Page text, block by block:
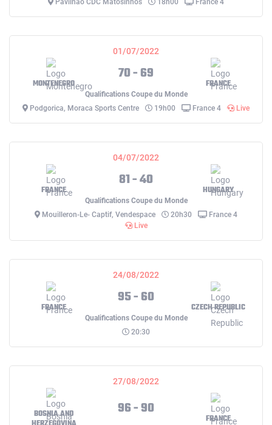
Pavilhão CDC Matosinhos
18h00 France 4
01/07/2022
MONTENEGRO
70 - 69
FRANCE
Qualifications Coupe du Monde
Podgorica, Moraca Sports Centre
19h00 France 4 Live
04/07/2022
FRANCE
81 - 40
HUNGARY
Qualifications Coupe du Monde
Mouilleron-Le- Captif, Vendespace
20h30
France 4
Live
24/08/2022
FRANCE
95 - 60
CZECH REPUBLIC
Qualifications Coupe du Monde
20:30
27/08/2022
BOSNIA AND
96 - 90
FRANCE